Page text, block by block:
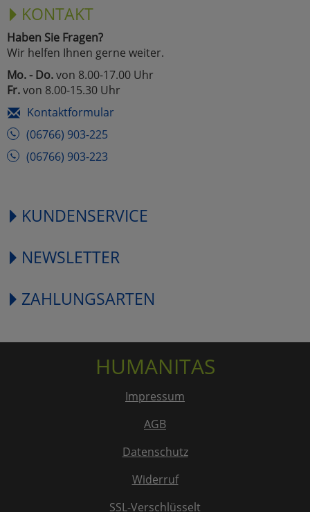
KONTAKT
Haben Sie Fragen?
Wir helfen Ihnen gerne weiter.
Mo. - Do.von 8.00-17.00 Uhr
Fr.von 8.00-15.30 Uhr
Kontaktformular
(06766) 903-225
(06766) 903-223
KUNDENSERVICE
NEWSLETTER
ZAHLUNGSARTEN
HUMANITAS
Impressum
AGB
Datenschutz
Widerruf
SSL-Verschlüsselt